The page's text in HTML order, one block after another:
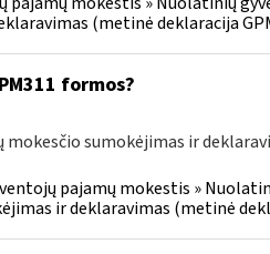
(metinė deklaracija
formos?
mokesčio sumokėjimas ir
pajamų mokestis »
ir deklaravimas (metinė